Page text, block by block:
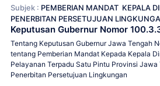
Subjek : PEMBERIAN MANDAT KEPALA
PENERBITAN PERSETUJUAN
Keputusan Gubernur Nomor
Tentang Keputusan Gubernur Jawa Tengah
tentang Pemberian Mandat Kepada Kepala
Pelayanan Terpadu Satu Pintu Provinsi
Penerbitan Persetujuan Lingkungan